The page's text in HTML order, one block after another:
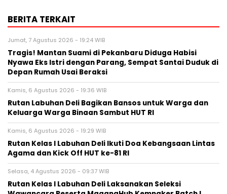
BERITA TERKAIT
Jumat, 7 Agustus 2026 - 19:24 WIB
Tragis! Mantan Suami di Pekanbaru Diduga Habisi
Nyawa Eks Istri dengan Parang, Sempat Santai Duduk di
Depan Rumah Usai Beraksi
Kamis, 6 Agustus 2026 - 19:36 WIB
Rutan Labuhan Deli Bagikan Bansos untuk Warga dan
Keluarga Warga Binaan Sambut HUT RI
Kamis, 6 Agustus 2026 - 19:29 WIB
Rutan Kelas I Labuhan Deli Ikuti Doa Kebangsaan Lintas
Agama dan Kick Off HUT ke-81 RI
Selasa, 4 Agustus 2026 - 09:37 WIB
Rutan Kelas I Labuhan Deli Laksanakan Seleksi